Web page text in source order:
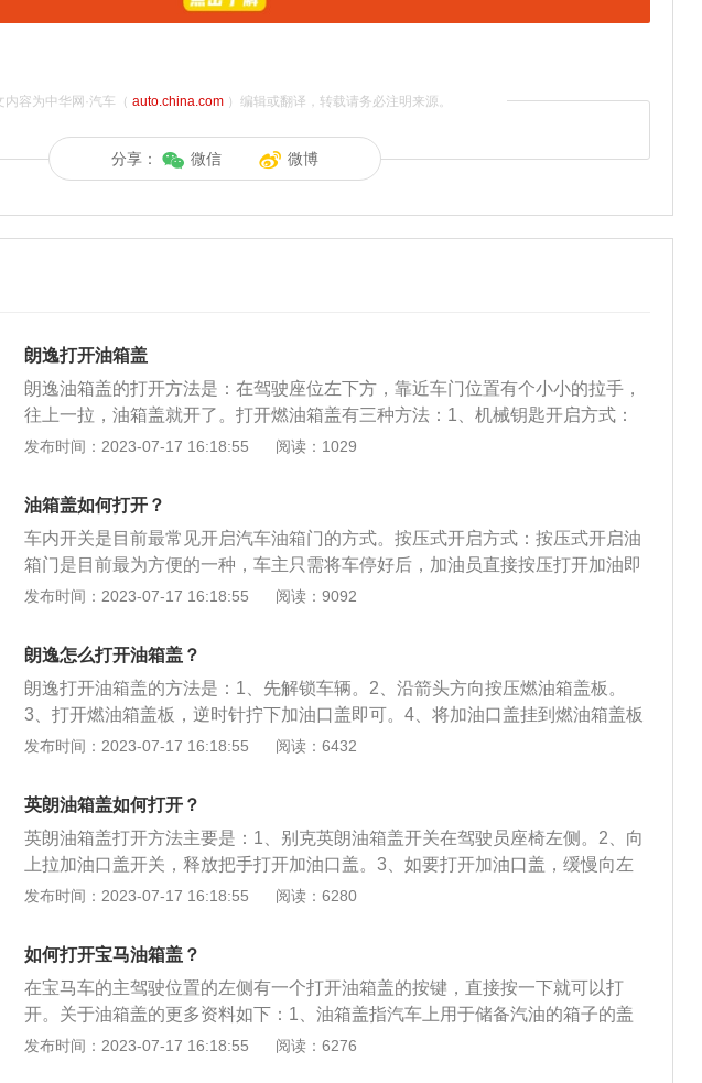
内容为中华网·汽车（ auto.china.com）编辑或翻译，转载请务必注明来源。
分享： 微信 微博
朗逸打开油箱盖
朗逸油箱盖的打开方法是：在驾驶座位左下方，靠近车门位置有个小小的拉手，
往上一拉，油箱盖就开了。打开燃油箱盖有三种方法：1、机械钥匙开启方式：
这种汽车油箱盖开关比较少，通常在一些硬派越野车上可以看到。现在普通家用
打开燃油箱门最常见的方式，当然比钥匙开启更方便。车内开关在不同的车型上
有不同的位置，有的会在驾驶座的左地板上，有的会在左前门面板或者中控台
上，标志都是油罐车的样式；3、按压式开启方式：推动打开油箱门是目前最方
便的方法。车主只需要停车，加油工可以直接来加油。但是，当车主不停车加油
时，记得戴上中控锁，否则油箱盖可以打开。朗逸的油箱盖锁与车门锁是一体
是上海大众第一款自主研发的A级车，前脸造型和大众旗下以往的A级车造型有很
大的不同，尤其是其水滴型的前大灯造型非常独特。
发布时间：2023-07-17 16:18:55 阅读：1029
油箱盖如何打开？
车内开关是目前最常见开启汽车油箱门的方式。按压式开启方式：按压式开启油
箱门是目前最为方便的一种，车主只需将车停好后，加油员直接按压打开加油即
可。不过车主在不是停车加油的时候，记得一定上中控锁，否则油箱盖是可以打
车上能见到，现在一般家用车不会用到机械钥匙打开，因为使用起来相对复杂。
发布时间：2023-07-17 16:18:55 阅读：9092
朗逸怎么打开油箱盖？
朗逸打开油箱盖的方法是：1、先解锁车辆。2、沿箭头方向按压燃油箱盖板。
3、打开燃油箱盖板，逆时针拧下加油口盖即可。4、将加油口盖挂到燃油箱盖板
上即可进行加油。扩展内容：1、朗逸的车载导航系统采用了触摸屏幕与旋钮控
使用简便功能强大，液晶屏幕采用折叠式设计。2、朗逸的两气门2.0升引擎虽然
不是最先进的技术，但是成熟稳定，保养费用低廉。扭矩与功率的输出曲线符合
国人的驾驶习惯，很适合在中国城市中使用，1至3挡加速性能较好。
发布时间：2023-07-17 16:18:55 阅读：6432
英朗油箱盖如何打开？
英朗油箱盖打开方法主要是：1、别克英朗油箱盖开关在驾驶员座椅左侧。2、向
上拉加油口盖开关，释放把手打开加油口盖。3、如要打开加油口盖，缓慢向左
转动油箱盖即可。扩展内容：别克汽车的油箱盖有分里盖和外盖，分别是：1、
在驾驶座位的左右两边，上面有一个加油枪的图案，只要按下，油箱门即可自动
打开。2、内盖则要打开外盖才能看到，内盖是胶材质的右旋是关紧，左旋是打
开。
发布时间：2023-07-17 16:18:55 阅读：6280
如何打开宝马油箱盖？
在宝马车的主驾驶位置的左侧有一个打开油箱盖的按键，直接按一下就可以打
开。关于油箱盖的更多资料如下：1、油箱盖指汽车上用于储备汽油的箱子的盖
子。2、油箱形状是方形的，用不锈钢做成，密封性很好。只有一个小小的园形
发布时间：2023-07-17 16:18:55 阅读：6276